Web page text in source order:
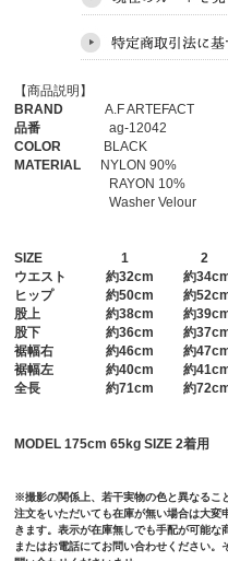
【商品説明】
BRAND A.F ARTEFACT
品番 ag-12042
COLOR BLACK
MATERIAL NYLON 90%
RAYON 10%
Washer Velour
SIZE 1
2
ウエスト
約32cm 約
ヒップ約50cm 約
股上 約38cm 約
股下 約36cm 約
裾幅右 約46cm 約
裾幅左 約40cm 約
全長 約71cm 約
MODEL 175cm 65kg SIZE 2着用
※撮影の関係上、若干実物の色と異なる
注文をいただいても在庫が無い場合は大
きます。表示が在庫無しでも手配が可能
またはお電話にてお問い合わせください